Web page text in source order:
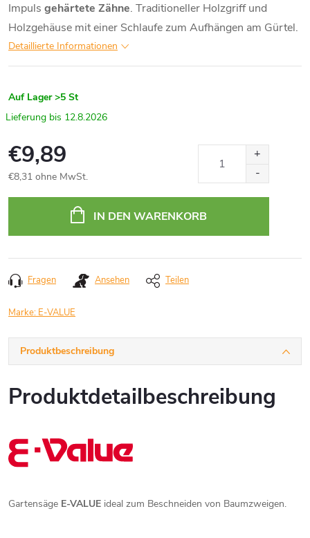
Impuls gehärtete Zähne. Traditioneller Holzgriff und
Holzgehäuse mit einer Schlaufe zum Aufhängen am Gürtel.
Detaillierte Informationen
Auf Lager >5 St
12.8.2026
€9,89
€8,31 ohne MwSt.
IN DEN WARENKORB
Fragen Ansehen Teilen
Marke: E-VALUE
Produktbeschreibung
Produktdetailbeschreibung
Gartensäge E-VALUE ideal zum Beschneiden von Baumzweigen.